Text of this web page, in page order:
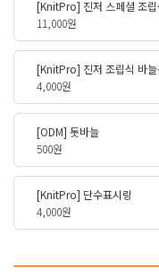
[KnitPro] 진저 스페셜 조립
11,000원
[KnitPro] 진저 조립식 바늘
4,000원
[ODM] 돗바늘
500원
[KnitPro] 단수표시링
4,000원